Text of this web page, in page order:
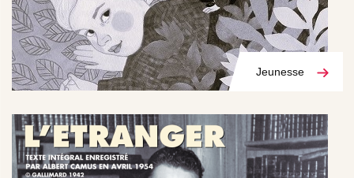
Jeunesse